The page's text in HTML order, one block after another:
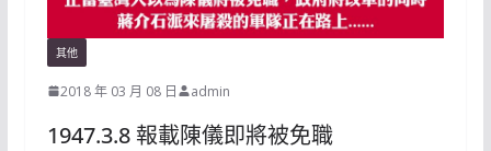
其他
2018 年 03 月 08 日 admin
1947.3.8 報載陳儀即將被免職